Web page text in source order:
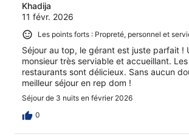
Khadija
11 févr. 2026
Les points forts : Propreté, personnel et
Séjour au top, le gérant est juste parfait !
monsieur très serviable et accueillant.
restaurants sont délicieux. Sans aucun
meilleur séjour en rep dom !
Séjour de 3 nuits en février 2026
0